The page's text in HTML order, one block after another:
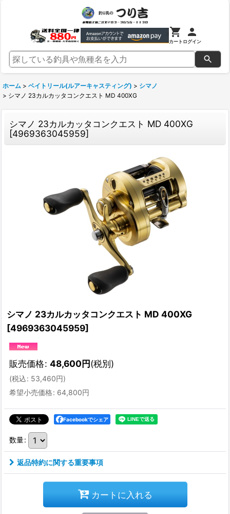
カートログイン
ホーム > ベイトリール(ルアーキャスティング) > シマノ
> シマノ 23カルカッタコンクエスト MD 400XG
シマノ 23カルカッタコンクエスト MD 400XG
[4969363045959]
シマノ 23カルカッタコンクエスト MD 400XG
[4969363045959]
販売価格: 48,600円(税別)
(税込: 53,460円)
希望小売価格: 64,800円
Facebookでシェア
数量:
返品特約に関する重要事項
カートに入れる